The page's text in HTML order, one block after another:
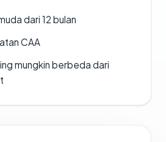
dari 12 bulan
CAA
mungkin berbeda dari